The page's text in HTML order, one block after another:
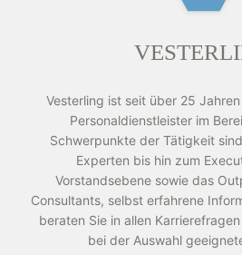
Vesterling ist seit über 25
Personaldienstleister im
Schwerpunkte der Tätigkeit
Experten bis hin zum
Vorstandsebene sowie das
Consultants, selbst erfahrene
beraten Sie in allen
bei der Auswahl